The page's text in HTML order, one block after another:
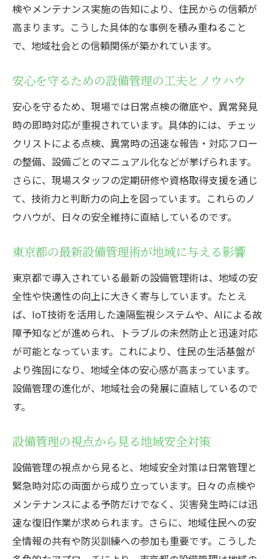
検やメンテナンス実施の告知により、住民からの信頼が
高まります。こうした具体的な事例を積み重ねること
で、地域社会との信頼関係が築かれています。
安心を守るための設備管理の工夫とノウハウ
安心を守るため、現場では日常点検の徹底や、異常発見
時の即時対応が重視されています。具体的には、チェッ
クリストによる点検、異常時の迅速な報告・対応フロー
の整備、設備ごとのマニュアル化などが挙げられます。
さらに、現場スタッフの定期研修や資格取得支援を通じ
て、技術力と判断力の向上を図っています。これらのノ
ウハウが、日々の安全維持に直結しているのです。
東京都の最新設備管理術が地域に与える影響
東京都で導入されている最新の設備管理術は、地域の安
全性や快適性の向上に大きく寄与しています。たとえ
ば、IoT技術を活用した遠隔監視システムや、AIによる故
障予知などが進められ、トラブルの未然防止と迅速対応
が可能となっています。これにより、住民の生活基盤が
より強固になり、地域全体の安心感が高まっています。
設備管理の進化が、地域社会の発展に直結しているので
す。
設備管理の視点から見る地域安全対策
設備管理の視点から見ると、地域安全対策は日常管理と
緊急時対応の両面から成り立っています。日々の点検や
メンテナンスによる予防だけでなく、災害発生時には迅
速な復旧作業が求められます。さらに、地域住民への安
全情報の共有や防災訓練への参加も重要です。こうした